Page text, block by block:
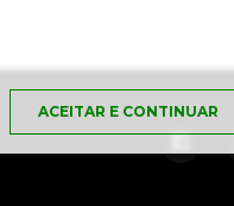
ACEITAR E CONTINUAR